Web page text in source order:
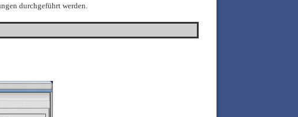
durchgeführt werden.